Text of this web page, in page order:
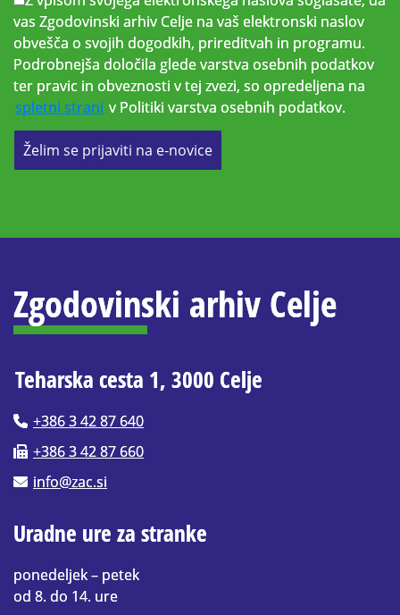
vas Zgodovinski arhiv Celje na vaš elektronski naslov
obvešča o svojih dogodkih, prireditvah in programu.
Podrobnejša določila glede varstva osebnih podatkov
ter pravic in obveznosti v tej zvezi, so opredeljena na
spletni strani v Politiki varstva osebnih podatkov.
Želim se prijaviti na e-novice
Zgodovinski arhiv Celje
Teharska cesta 1, 3000 Celje
+386 3 42 87 640
+386 3 42 87 660
info@zac.si
Uradne ure za stranke
ponedeljek – petek
od 8. do 14. ure